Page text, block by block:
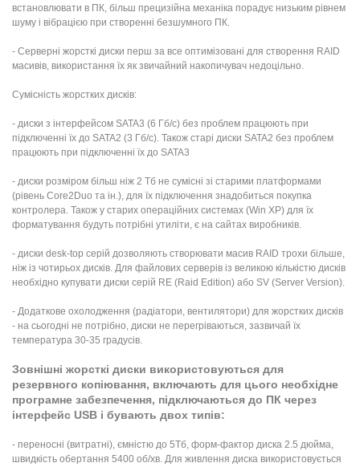
встановлювати в ПК, більш прецизійна механіка порадує низьким рівнем
шуму і вібрацією при створенні безшумного ПК.
- Серверні жорсткі диски перш за все оптимізовані для створення RAID
масивів, використання їх як звичайний накопичувач недоцільно.
Сумісність жорстких дисків:
- диски з інтерфейсом SATA3 (6 Гб/c) без проблем працюють при
підключенні їх до SATA2 (3 Гб/c). Також старі диски SATA2 без проблем
працюють при підключенні їх до SATA3
- диски розміром більш ніж 2 Тб не сумісні зі старими платформами
(рівень Core2Duo та ін.), для їх підключення знадобиться покупка
контролера. Також у старих операційних системах (Win XP) для їх
форматування будуть потрібні утиліти, є на сайтах виробників.
- диски desk-top серій дозволяють створювати масив RAID трохи більше,
ніж із чотирьох дисків. Для файлових серверів із великою кількістю дисків
необхідно купувати диски серій RE (Raid Edition) або SV (Server Version).
- Додаткове охолодження (радіатори, вентилятори) для жорстких дисків
- на сьогодні не потрібно, диски не перегріваються, зазвичай їх
температура 30-35 градусів.
Зовнішні жорсткі диски використовуються для
резервного копіювання, включають для цього необхідне
програмне забезпечення, підключаються до ПК через
інтерфейс USB і бувають двох типів:
- переносні (витратні), ємністю до 5Тб, форм-фактор диска 2.5 дюйма,
швидкість обертання 5400 об/хв. Для живлення диска використовується